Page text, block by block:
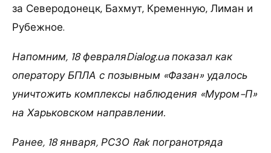
за Северодонецк, Бахмут, Кременную, Лиман и
Рубежное.
Напомним, 18 февраляDialog.ua показал как
оператору БПЛА с позывным «Фазан» удалось
уничтожить комплексы наблюдения «Муром-П»
на Харьковском направлении.
Ранее, 18 января, РСЗО Rak погранотряда